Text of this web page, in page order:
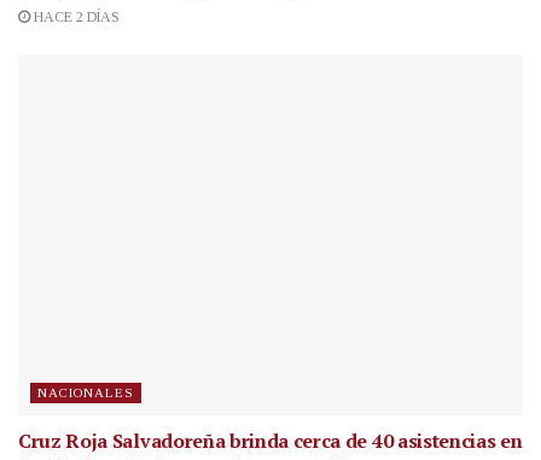
HACE 2 DÍAS
NACIONALES
Cruz Roja Salvadoreña brinda cerca de 40 asistencias en